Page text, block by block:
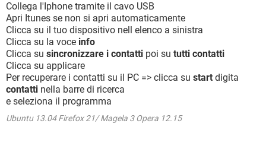
Collega l'Iphone tramite il cavo USB
Apri Itunes se non si apri automaticamente
Clicca su il tuo dispositivo nell elenco a sinistra
Clicca su la voce info
Clicca su sincronizzare i contatti poi su tutti contatti
Clicca su applicare
Per recuperare i contatti su il PC => clicca su start digita
contatti nella barre di ricerca
e seleziona il programma
Ubuntu 13.04 Firefox 21/ Magela 3 Opera 12.15